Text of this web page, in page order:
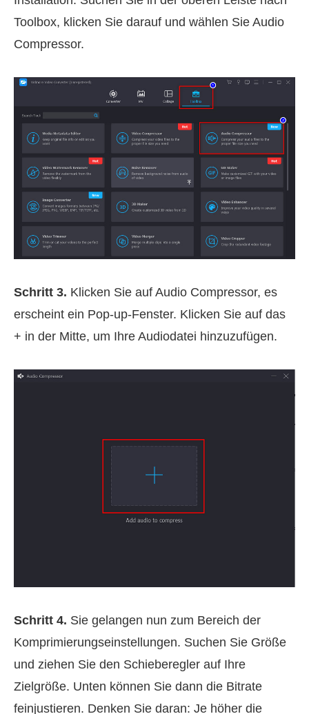
Toolbox, klicken Sie darauf und wählen Sie Audio
Compressor.
Schritt 3. Klicken Sie auf Audio Compressor, es
erscheint ein Pop-up-Fenster. Klicken Sie auf das
+ in der Mitte, um Ihre Audiodatei hinzuzufügen.
Schritt 4. Sie gelangen nun zum Bereich der
Komprimierungseinstellungen. Suchen Sie Größe
und ziehen Sie den Schieberegler auf Ihre
Zielgröße. Unten können Sie dann die Bitrate
feinjustieren. Denken Sie daran: Je höher die